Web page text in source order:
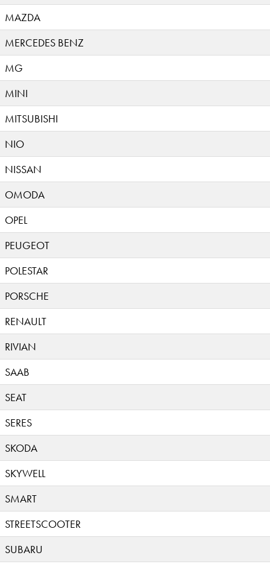
MAZDA
MERCEDES BENZ
MG
MINI
MITSUBISHI
NIO
NISSAN
OMODA
OPEL
PEUGEOT
POLESTAR
PORSCHE
RENAULT
RIVIAN
SAAB
SEAT
SERES
SKODA
SKYWELL
SMART
STREETSCOOTER
SUBARU